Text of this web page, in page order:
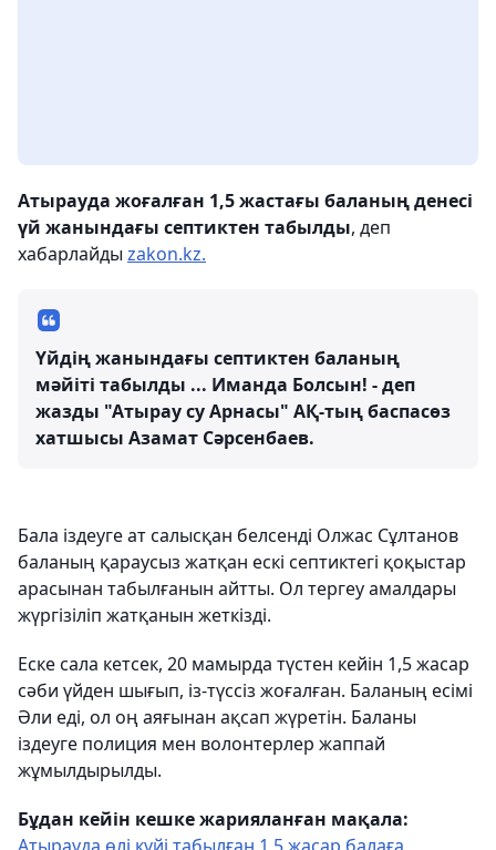
Атырауда жоғалған 1,5 жастағы баланың денесі
үй жанындағы септиктен табылды, деп
хабарлайды zakon.kz.
Үйдің жанындағы септиктен баланың
мәйіті табылды ... Иманда Болсын! - деп
жазды "Атырау су Арнасы" АҚ-тың баспасөз
хатшысы Азамат Сәрсенбаев.
Бала іздеуге ат салысқан белсенді Олжас Сұлтанов
баланың қараусыз жатқан ескі септиктегі қоқыстар
арасынан табылғанын айтты. Ол тергеу амалдары
жүргізіліп жатқанын жеткізді.
Еске сала кетсек, 20 мамырда түстен кейін 1,5 жасар
сәби үйден шығып, із-түссіз жоғалған. Баланың есімі
Әли еді, ол оң аяғынан ақсап жүретін. Баланы
іздеуге полиция мен волонтерлер жаппай
жұмылдырылды.
Бұдан кейін кешке жарияланған мақала: